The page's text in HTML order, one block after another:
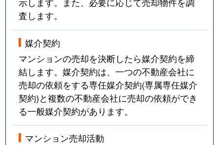
査します。
媒介契約
マンションの売却を決断したら媒介契約を締
結します。媒介契約は、一つの不動産会社に
売却の依頼をする専任媒介契約(専属専任媒介
契約)と複数の不動産会社に売却の依頼ができ
る一般媒介契約があります。
マンション売却活動